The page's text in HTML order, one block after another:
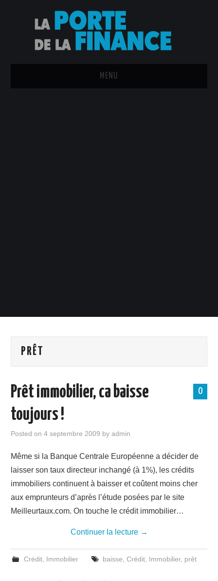
MENU
PRÊT
0
Prêt immobilier, ca baisse
toujours !
Posted on4 septembre 2009 byadmin
Même si la Banque Centrale Européenne a décider de
laisser son taux directeur inchangé (à 1%), les crédits
immobiliers continuent à baisser et coûtent moins cher
aux emprunteurs d’après l’étude posées par le site
Meilleurtaux.com. On touche le crédit immobilier…
Continuer la lecture →
Crédit, Immobilier baisse Crédit, Immobilier, prêt